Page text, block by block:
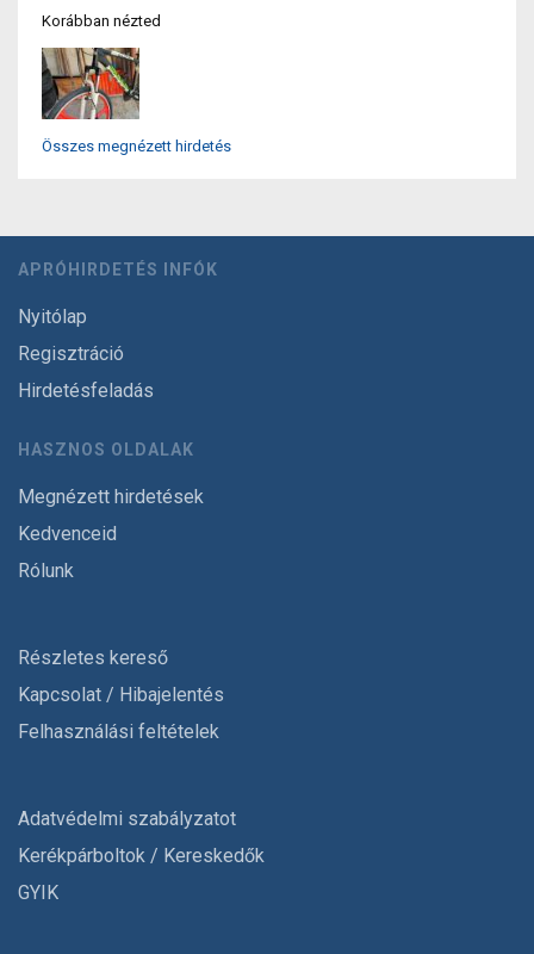
Korábban nézted
Összes megnézett hirdetés
APRÓHIRDETÉS INFÓK
Nyitólap
Regisztráció
Hirdetésfeladás
HASZNOS OLDALAK
Megnézett hirdetések
Kedvenceid
Rólunk
Részletes kereső
Kapcsolat / Hibajelentés
Felhasználási feltételek
Adatvédelmi szabályzatot
Kerékpárboltok / Kereskedők
GYIK